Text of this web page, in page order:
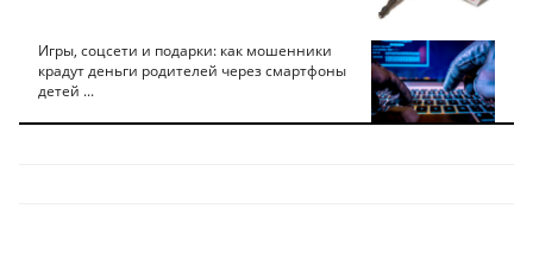
Игры, соцсети и подарки: как мошенники
крадут деньги родителей через смартфоны
детей ...